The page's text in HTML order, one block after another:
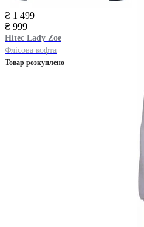
₴ 1 499
₴ 999
Hitec Lady Zoe
Флісова кофта
Товар розкуплено